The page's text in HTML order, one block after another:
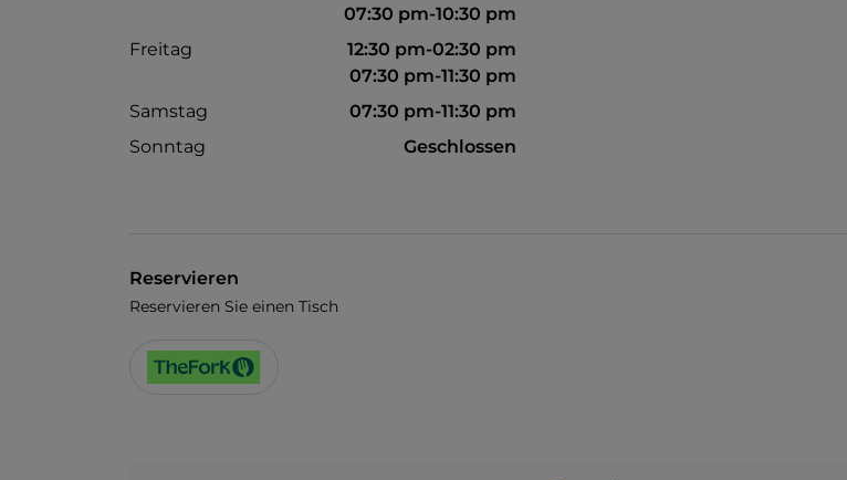
07:30 pm-10:30 pm
Freitag
12:30 pm-02:30 pm
07:30 pm-11:30 pm
Samstag
07:30 pm-11:30 pm
Sonntag
Geschlossen
Reservieren
Reservieren Sie einen Tisch